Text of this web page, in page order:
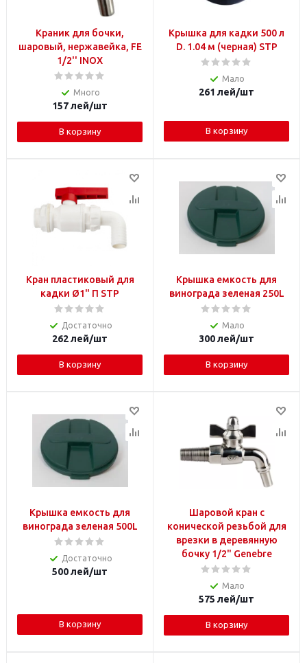
Краник для бочки,
шаровый, нержавейка, FE
1/2'' INOX
Много
157лей/шт
В корзину
Крышка для кадки 500 л
D. 1.04 м (черная) STP
Мало
261 лей/шт
В корзину
Кран пластиковый для
кадки Ø1" П STP
Достаточно
262лей/шт
В корзину
Крышка емкость для
винограда зеленая 250L
Мало
300лей/шт
В корзину
Крышка емкость для
винограда зеленая 500L
Достаточно
500лей/шт
В корзину
Шаровой кран с
конической резьбой для
врезки в деревянную
бочку 1/2" Genebre
Мало
575 лей/шт
В корзину